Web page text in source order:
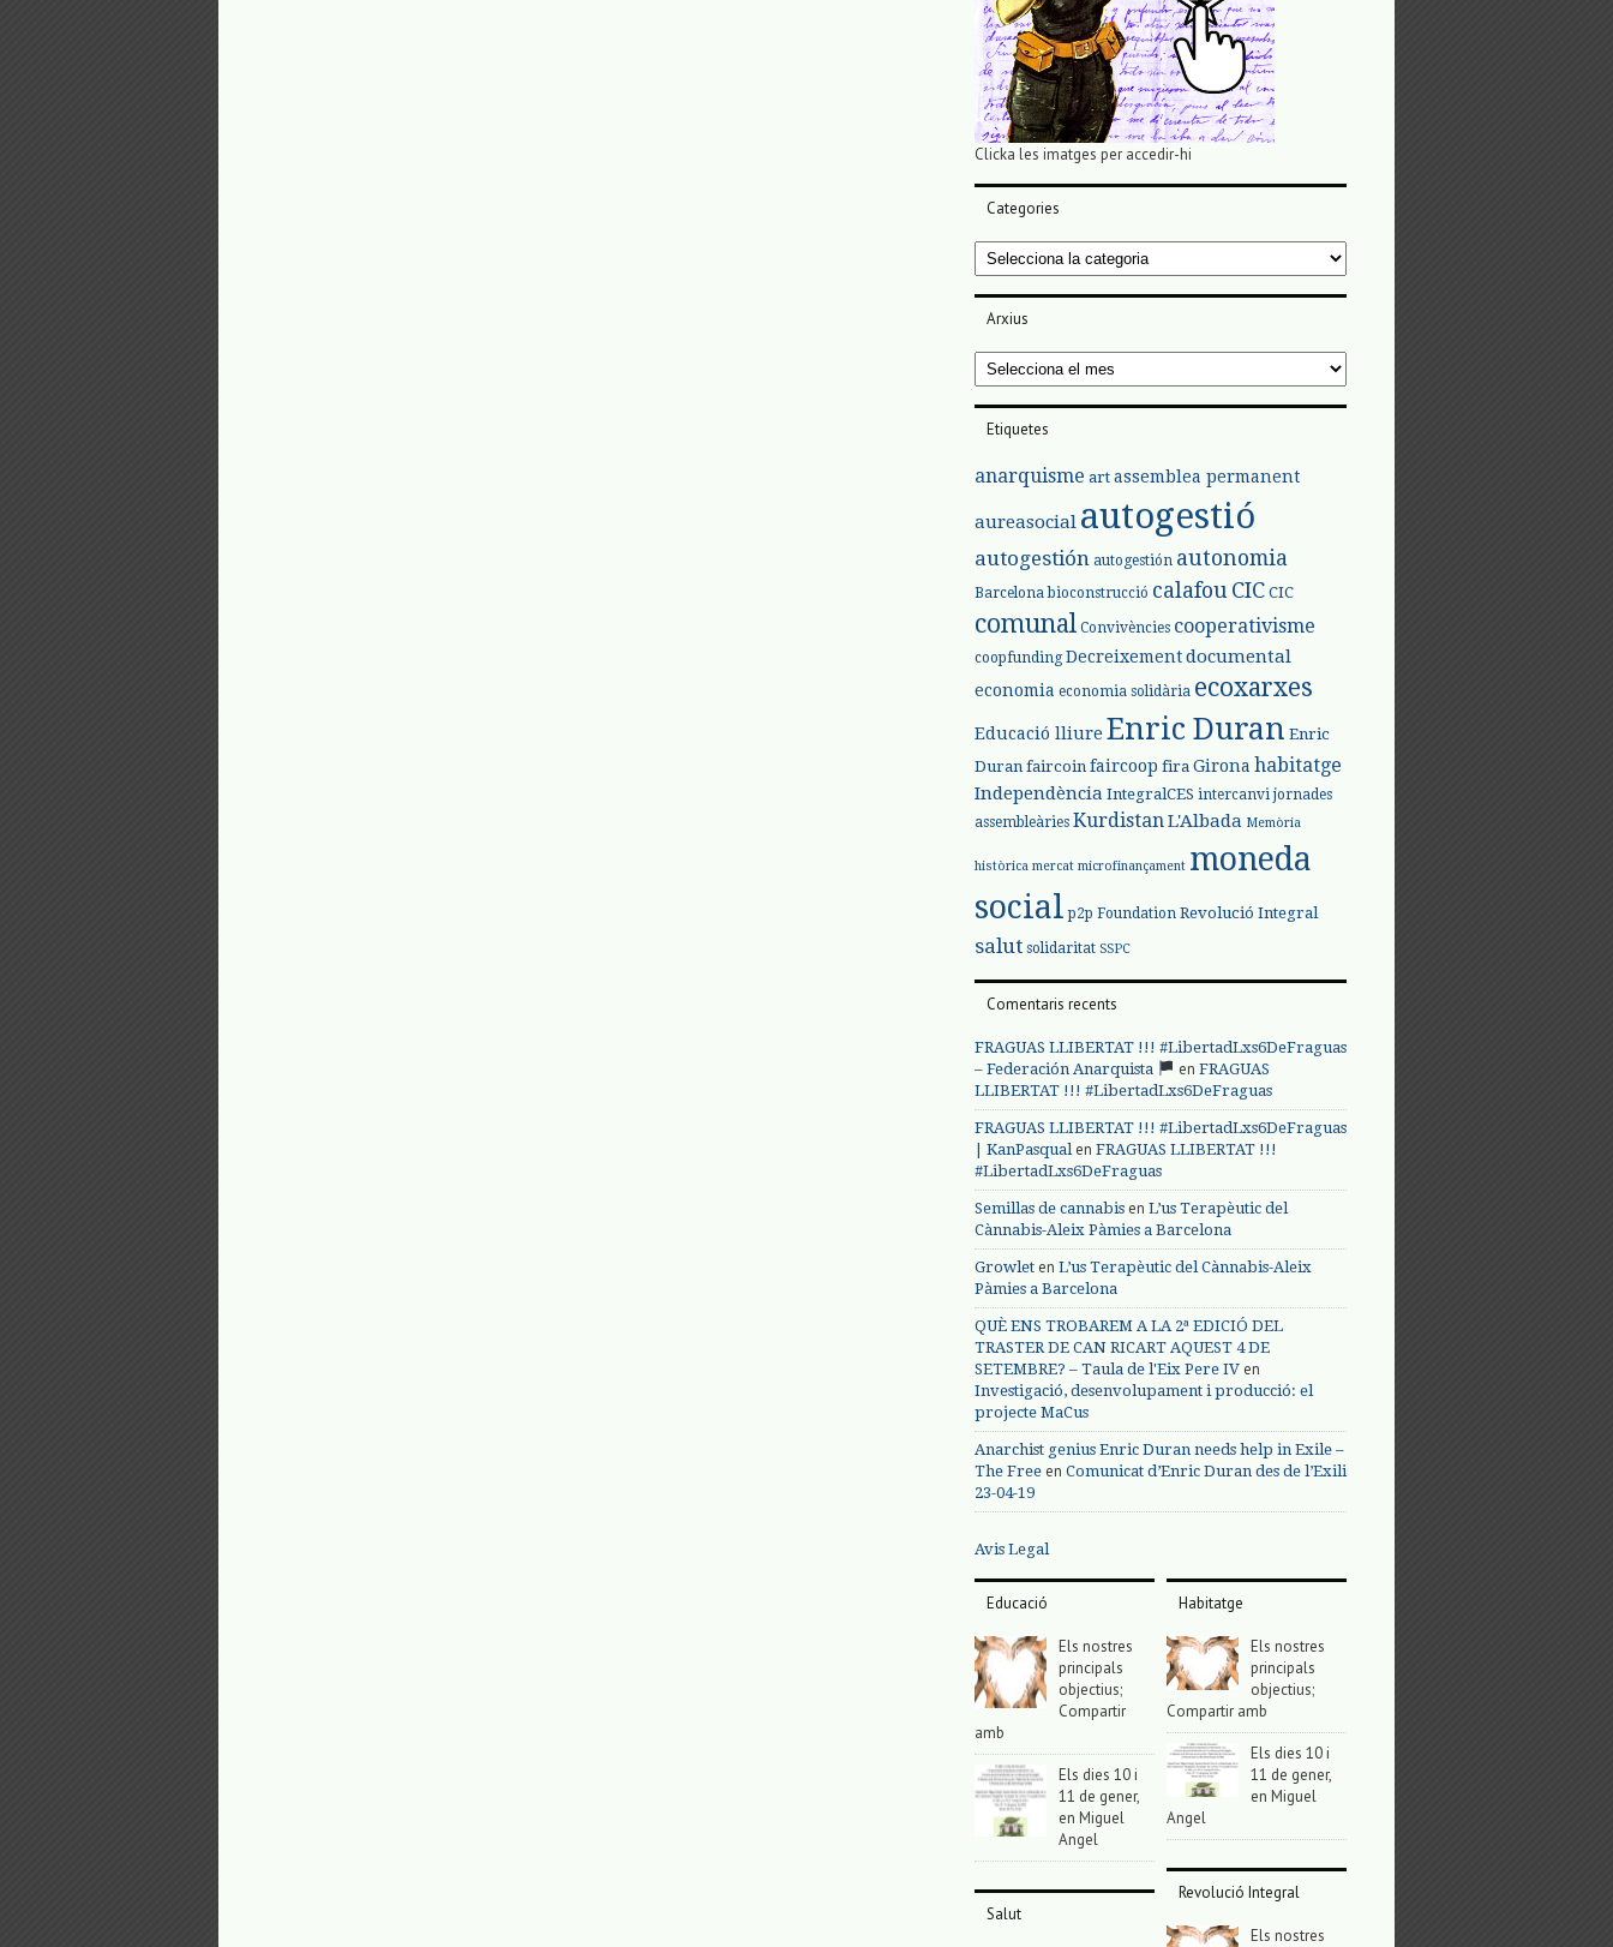
Clicka les imatges per accedir-hi
Categories
Categories
Arxius
Arxius
Etiquetes
anarquisme art assemblea permanent
aureasocial autogestió
autogestión autogestión autonomia
Barcelona bioconstrucció calafou CIC CIC
comunal Convivències cooperativisme
coopfunding Decreixementdocumental
economia economia solidària ecoxarxes
Educació lliure Enric Duran Enric
Duran faircoin faircoop fira Girona habitatge
Independència IntegralCES intercanvi jornades
assembleàries Kurdistan L'Albada Memòria
històrica mercat microfinançament moneda
social p2p Foundation Revolució Integral
salut solidaritat SSPC
Comentaris recents
FRAGUAS LLIBERTAT !!! #LibertadLxs6DeFraguas
– Federación Anarquista
en FRAGUAS
LLIBERTAT !!! #LibertadLxs6DeFraguas
FRAGUAS LLIBERTAT !!! #LibertadLxs6DeFraguas
| KanPasqualen FRAGUAS LLIBERTAT !!!
#LibertadLxs6DeFraguas
Semillas de cannabis en L’us Terapèutic del
Cànnabis-Aleix Pàmies a Barcelona
Growlet en L’us Terapèutic del Cànnabis-Aleix
Pàmies a Barcelona
QUÈ ENS TROBAREM A LA 2ª EDICIÓ DEL
TRASTER DE CAN RICART AQUEST 4 DE
SETEMBRE? – Taula de l'Eix Pere IV en
Investigació, desenvolupament i producció: el
projecte MaCus
Anarchist genius Enric Duran needs help in Exile –
The Free en Comunicat d’Enric Duran des de l’Exili
23-04-19
Avis Legal
Educació
Els nostres
principals
objectius;
Compartir
amb
Els dies 10 i
11 de gener,
en Miguel
Angel
Salut
Habitatge
Els nostres
principals
objectius;
Compartir amb
Els dies 10 i
11 de gener,
en Miguel
Angel
Revolució Integral
Els nostres